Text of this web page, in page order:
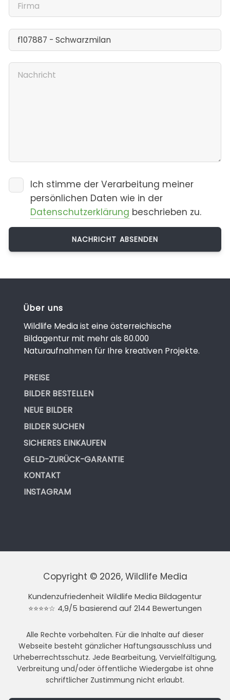
Ich stimme der Verarbeitung meiner
persönlichen Daten wie in der
Datenschutzerklärung beschrieben zu.
Über uns
Wildlife Media ist eine österreichische
Bildagentur mit mehr als 80.000
Naturaufnahmen für Ihre kreativen Projekte.
PREISE
BILDER BESTELLEN
NEUE BILDER
BILDER SUCHEN
SICHERES EINKAUFEN
GELD-ZURÜCK-GARANTIE
KONTAKT
INSTAGRAM
Copyright © 2026, Wildlife Media
Kundenzufriedenheit Wildlife Media Bildagentur
⭐⭐⭐⭐☆ 4,9/5 basierend auf 2144 Bewertungen
Alle Rechte vorbehalten. Für die Inhalte auf dieser
Webseite besteht gänzlicher Haftungsausschluss und
Urheberrechtsschutz. Jede Bearbeitung, Vervielfältigung,
Verbreitung und/oder öffentliche Wiedergabe ist ohne
schriftlicher Zustimmung nicht erlaubt.